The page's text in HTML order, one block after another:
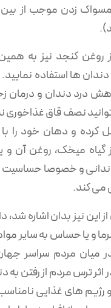
مسواک زدن موجب از بین
روغن کنجد نیز به
ها استفاده نمایید.
درد دندان و درمان
نصف قاق غذاخوری
کرده و دهان خود را
گیاه میخک، روغن آن و
و خصوصا حساسیت
می کند.
این نیز بدان اشاره شد،
و یا حساس به سایر
میان مردم سراسر
ترس مردم از رفتن به
رژیم های غذایی